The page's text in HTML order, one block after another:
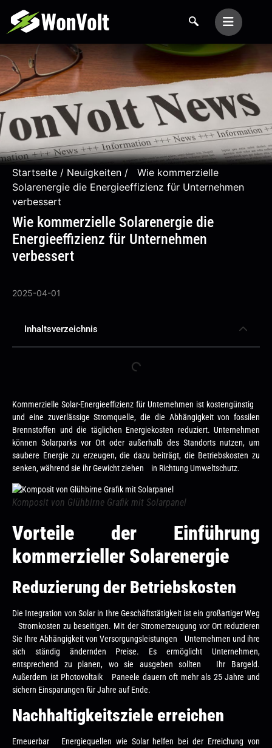
Startseite / Neuigkeiten / Wie kommerzielle
Solarenergie die Energieeffizienz für Unternehmen
verbessert
Wie kommerzielle Solarenergie die
Energieeffizienz für Unternehmen
verbessert
2025-04-01
Inhaltsverzeichnis
Kommerzielle Solar-Energieeffizienz für Unternehmen ist kostengünstig
und eine zuverlässige Stromquelle, die die Abhängigkeit von fossilen
Brennstoffen und die täglichen Energiekosten reduziert. Unternehmen
können Solarparks vor Ort oder außerhalb des Standorts nutzen, um
saubere Energie zu erzeugen, die dazu beiträgt, die Betriebskosten zu
senken, während sie ihr Gewicht ziehen in Richtung Umweltschutz.
Komposit von Glühbirne Grafik mit Solarpanel
Vorteile der Einführung
kommerzieller Solarenergie
Reduzierung der Betriebskosten
Die Integration von Solar in Ihre Geschäftstätigkeit ist ein großartiger Weg
Stromkosten zu beseitigen. Mit der Stromerzeugung vor Ort reduzieren
Sie Ihre Abhängigkeit von Versorgungsleistungen Unternehmen und ihre
sich ständig ändernden Preise. Es ermöglicht Unternehmen,
entsprechend zu planen, wo sie ausgeben sollten Ihr Bargeld.
Außerdem ist Photovoltaik Paneele dauern oft mehr als 25 Jahre und
sichern Einsparungen für Jahre auf Ende.
Nachhaltigkeitsziele erreichen
Erneuerbar Energiequellen wie Solar helfen bei der Erreichung von